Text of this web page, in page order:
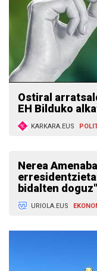
Ostiral
EH Bilduko
KARKARA.EUS
Nerea
bidalten doguz"
URIOLA.EUS